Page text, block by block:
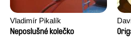
Vladimír Pikalík
Neposlušné kolečko